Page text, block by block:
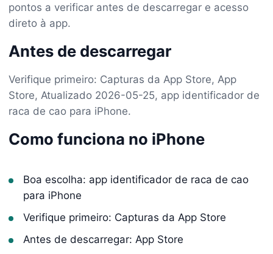
pontos a verificar antes de descarregar e acesso
direto à app.
Antes de descarregar
Verifique primeiro: Capturas da App Store, App
Store, Atualizado 2026-05-25, app identificador de
raca de cao para iPhone.
Como funciona no iPhone
Boa escolha: app identificador de raca de cao
para iPhone
Verifique primeiro: Capturas da App Store
Antes de descarregar: App Store